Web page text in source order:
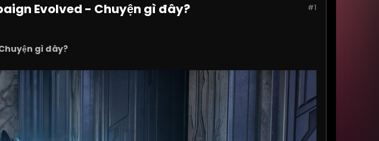
#1
Evolved - Chuyện gì đây?
gì đây?